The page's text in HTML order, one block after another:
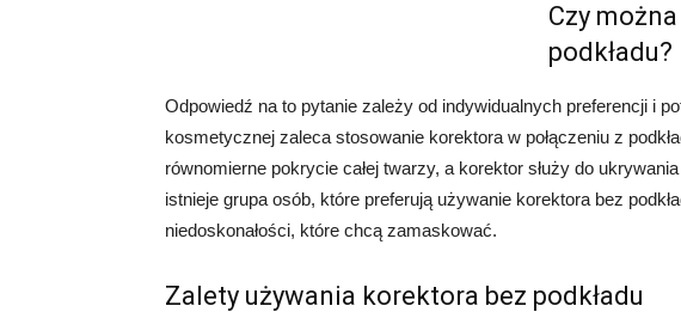
Czy
podkładu?
Odpowiedź na to pytanie zależy od indywidualnych preferencji i
kosmetycznej zaleca stosowanie korektora w połączeniu z
równomierne pokrycie całej twarzy, a korektor służy do
istnieje grupa osób, które preferują używanie korektora bez
niedoskonałości, które chcą zamaskować.
Zalety używania korektora bez podkładu